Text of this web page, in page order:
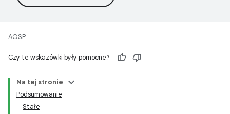
AOSP
Czy te wskazówki były pomocne?
Na tej stronie
Podsumowanie
Stałe